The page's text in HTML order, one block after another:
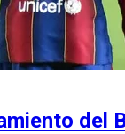
del